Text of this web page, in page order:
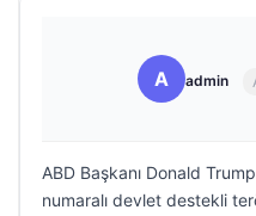
A admin
ABD Başkanı Donald
numaralı devlet destekli